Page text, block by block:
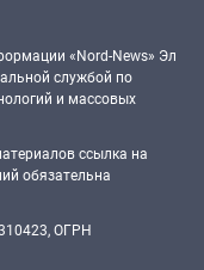
«Nord-News» Эл
службой по
и массовых
ссылка на
обязательна
ОГРН